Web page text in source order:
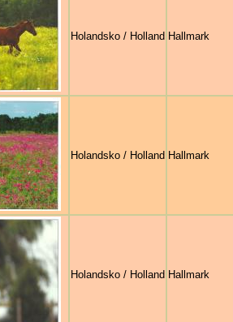
Holandsko / Holland Hallmark
Holandsko / Holland Hallmark
Holandsko / Holland Hallmark